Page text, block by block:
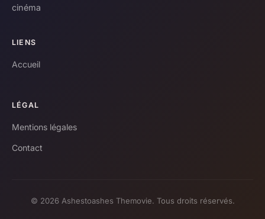
cinéma
LIENS
Accueil
LÉGAL
Mentions légales
Contact
© 2026 Ashestoashes Themovie. Tous droits réservés.